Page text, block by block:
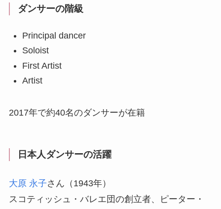
ダンサーの階級
Principal dancer
Soloist
First Artist
Artist
2017年で約40名のダンサーが在籍
日本人ダンサーの活躍
大原 永子さん （1943年）
スコティッシュ・バレエ団の創立者、ピーター・